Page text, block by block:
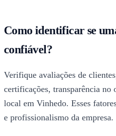
Como identificar se
confiável?
Verifique avaliações de
certificações, transparência no
local em Vinhedo. Esses
e profissionalismo da empresa.